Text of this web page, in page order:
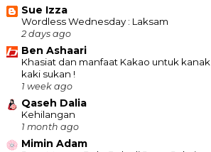
Sue Izza
Wordless Wednesday : Laksam
2 days ago
Ben Ashaari
Khasiat dan manfaat Kakao untuk
kaki sukan !
1 week ago
Qaseh Dalia
Kehilangan
1 month ago
Mimin Adam